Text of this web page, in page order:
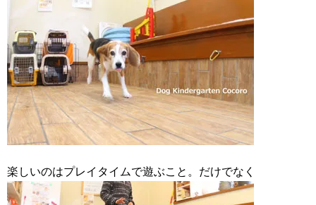
楽しいのはプレイタイムで遊ぶこと。だけでなく